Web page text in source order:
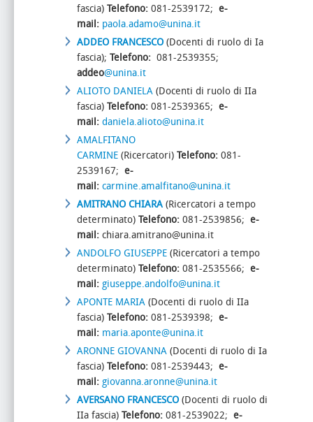
fascia) Telefono: 081-2539172; e-
mail: paola.adamo@unina.it
ADDEO FRANCESCO (Docenti di ruolo di Ia
fascia); Telefono: 081-2539355;
addeo@unina.it
ALIOTO DANIELA (Docenti di ruolo di IIa
fascia) Telefono: 081-2539365; e-
mail: daniela.alioto@unina.it
AMALFITANO
CARMINE (Ricercatori) Telefono: 081-
2539167; e-
mail: carmine.amalfitano@unina.it
AMITRANO CHIARA (Ricercatori a tempo
determinato) Telefono: 081-2539856; e-
mail: chiara.amitrano@unina.it
ANDOLFO GIUSEPPE (Ricercatori a tempo
determinato) Telefono: 081-2535566; e-
mail: giuseppe.andolfo@unina.it
APONTE MARIA (Docenti di ruolo di IIa
fascia) Telefono: 081-2539398; e-
mail: maria.aponte@unina.it
ARONNE GIOVANNA (Docenti di ruolo di Ia
fascia) Telefono: 081-2539443; e-
mail: giovanna.aronne@unina.it
AVERSANO FRANCESCO (Docenti di ruolo di
IIa fascia) Telefono: 081-2539022; e-